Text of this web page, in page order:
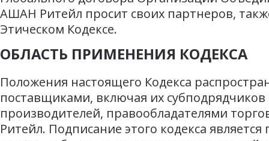
АШАН Ритейл просит своих партнеров,
Этическом Кодексе.
ОБЛАСТЬ ПРИМЕНЕНИЯ КОДЕКСА
Положения настоящего Кодекса
поставщиками, включая их
производителей, правообладателями
Ритейл. Подписание этого кодекса